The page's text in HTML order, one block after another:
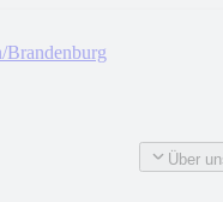
Über